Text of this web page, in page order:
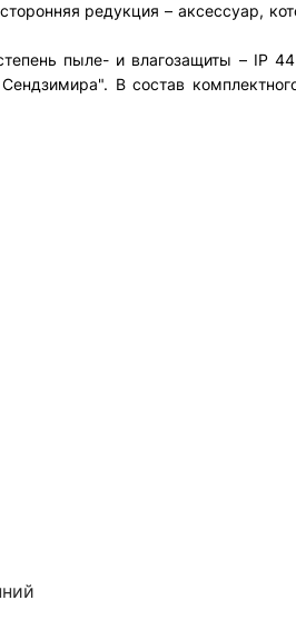
редукция – аксессуар,
пыле- и влагозащиты – IP 44
В состав